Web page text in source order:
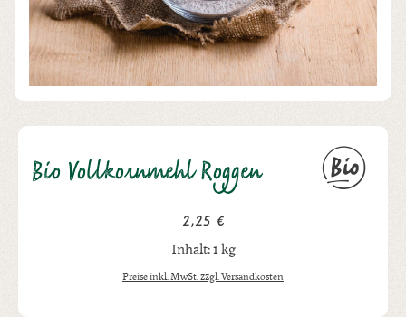
Bio Vollkornmehl Roggen
Regulärer Preis:
2,25 €
Inhalt:1 kg
Preise inkl. MwSt. zzgl. Versandkosten